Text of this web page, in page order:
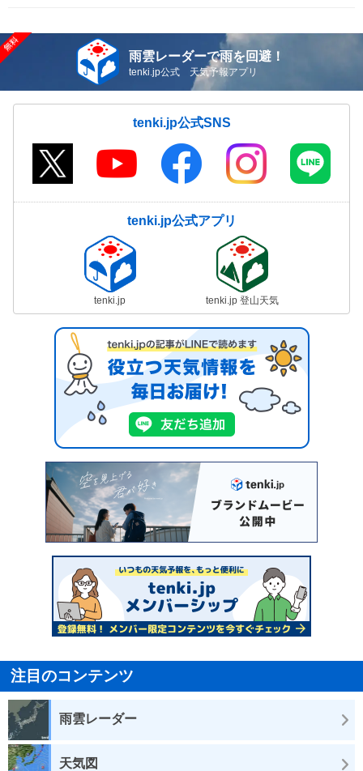
雨雲レーダーで雨を回避！
tenki.jp公式 天気予報アプリ
tenki.jp公式SNS
tenki.jp公式アプリ
tenki.jp tenki.jp 登山天気
注目のコンテンツ
雨雲レーダー
天気図